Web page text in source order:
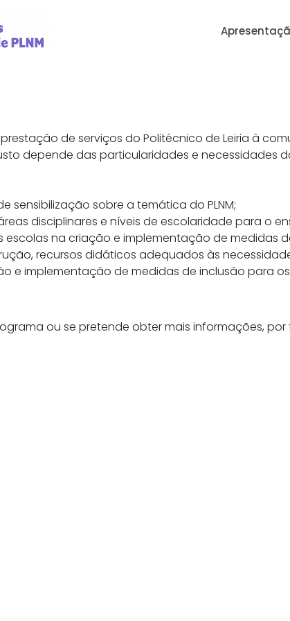
de serviços do Politécnico de Leiria à
depende das particularidades e necessidades
sensibilização sobre a temática do PLNM;
disciplinares e níveis de escolaridade para o
na criação e implementação de medidas
recursos didáticos adequados às
e implementação de medidas de inclusão para
ou se pretende obter mais informações,